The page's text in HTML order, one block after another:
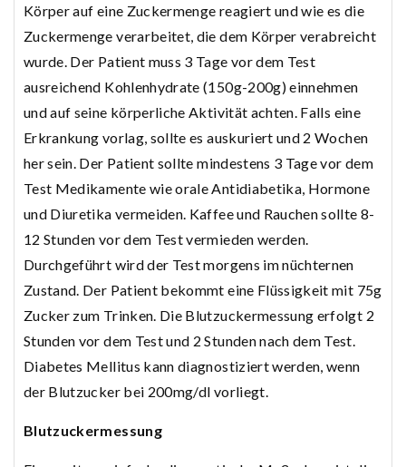
Körper auf eine Zuckermenge reagiert und wie es die
Zuckermenge verarbeitet, die dem Körper verabreicht
wurde. Der Patient muss 3 Tage vor dem Test
ausreichend Kohlenhydrate (150g-200g) einnehmen
und auf seine körperliche Aktivität achten. Falls eine
Erkrankung vorlag, sollte es auskuriert und 2 Wochen
her sein. Der Patient sollte mindestens 3 Tage vor dem
Test Medikamente wie orale Antidiabetika, Hormone
und Diuretika vermeiden. Kaffee und Rauchen sollte 8-
12 Stunden vor dem Test vermieden werden.
Durchgeführt wird der Test morgens im nüchternen
Zustand. Der Patient bekommt eine Flüssigkeit mit 75g
Zucker zum Trinken. Die Blutzuckermessung erfolgt 2
Stunden vor dem Test und 2 Stunden nach dem Test.
Diabetes Mellitus kann diagnostiziert werden, wenn
der Blutzucker bei 200mg/dl vorliegt.
Blutzuckermessung